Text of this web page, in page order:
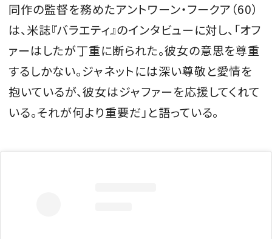
同作の監督を務めたアントワーン・フークア（60）
は、米誌『バラエティ』のインタビューに対し、「オフ
ァーはしたが丁重に断られた。彼女の意思を尊重
するしかない。ジャネットには深い尊敬と愛情を
抱いているが、彼女はジャファーを応援してくれて
いる。それが何より重要だ」と語っている。